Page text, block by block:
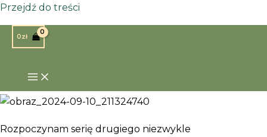
Przejdź do treści
0zł
Strona główna
Część 1
Mleko czy na pewno bezpieczne?
Rozpoczynam serię drugiego niezwykle